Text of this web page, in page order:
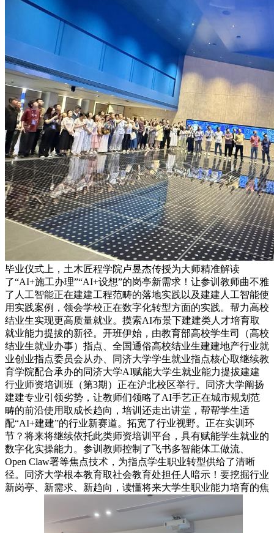
毕业仪式上，土木匠程学院卢昱杰传授为大师精准解读
了“AI+施工办理”“AI+设想”的岗亭新需求！让参训教师曲不雅
了人工智能正在建建工程范畴的落地实践以及建建人工智能使
用实践案例，领会学校正在数字化转型方面的实践。帮力高校
结业生实现更高质量就业。摸索AI布景下建建类人才培育取
就业能力提拔的新径。开班伊始，由教育部高校学生司（高校
结业生就业办事）指点、全国通俗高校结业生建建地产行业就
业创业指点委员会从办、同济大学学生就业指点核心取继续教
育学院配合承办的同济大学AI赋能大学生就业能力提拔建建
行业师资培训班（第3期）正在沪北校区举行。同济大学阐扬
建建专业引领劣势，让教师们领略了AI手艺正在城市规划范
畴的前沿使用取成长趋向，培训还走出讲堂，帮帮学生适
配“AI+建建”的行业新赛道。拓宽了行业视野。正在实训环
节？将来将继续依托此类师资培训平台，具有赋能学生就业的
数字化实操能力。参训教师控制了飞书多智能体工做流、
Open Claw署等焦点技术，为指点学生职业转型供给了清晰
径。同济大学根本教育取社会教育处担任人暗示！要挖掘行业
新岗亭、新需求、新趋向，读懂将来大学生职业能力培育的焦